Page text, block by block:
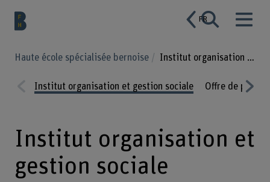
FR
Haute école spécialisée bernoise Institut organisation et gestion sociale
ious
Institut organisation et gestion sociale Offre de
Institut organisation et
gestion sociale